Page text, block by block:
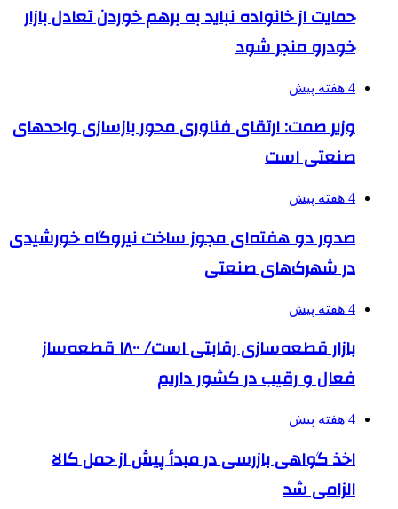
حمایت از خانواده نباید به برهم خوردن تعادل بازار
خودرو منجر شود
4 هفته پیش
وزیر صمت: ارتقای فناوری محور بازسازی واحدهای
صنعتی است
4 هفته پیش
صدور دو هفته‌ای مجوز ساخت نیروگاه خورشیدی
در شهرک‌های صنعتی
4 هفته پیش
بازار قطعه‌سازی رقابتی است/ ۱۸۰۰ قطعه‌ساز
فعال و رقیب در کشور داریم
4 هفته پیش
اخذ گواهی بازرسی در مبدأ پیش از حمل کالا
الزامی شد